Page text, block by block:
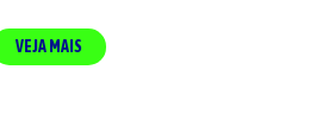
VEJA MAIS